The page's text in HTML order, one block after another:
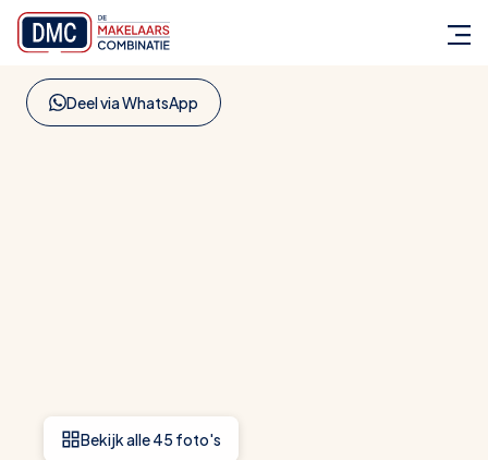
Terug naar aanbod
Deel via WhatsApp
Bekijk alle 45 foto's